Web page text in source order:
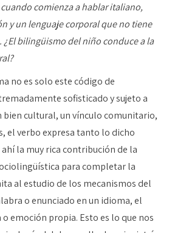
comienza a hablar italiano,
y un lenguaje corporal que no tiene
¿El bilingüismo del niño conduce a la
no es solo este código de
sofisticado y sujeto a
bien cultural, un vínculo comunitario,
el verbo expresa tanto lo dicho
la muy rica contribución de la
para completar la
al estudio de los mecanismos del
o enunciado en un idioma, el
o emoción propia. Esto es lo que nos